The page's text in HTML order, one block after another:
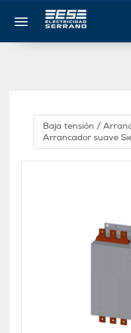
Toggle navigation
Baja tensión /
Arrancador suave